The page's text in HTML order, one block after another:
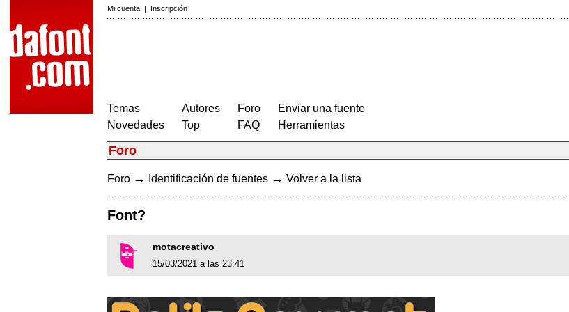
Mi cuenta | Inscripción
Temas
Novedades
Autores
Top
Foro
FAQ
Enviar una fuente
Herramientas
Foro
Foro → Identificación de fuentes → Volver a la lista
Font?
motacreativo
15/03/2021 a las 23:41